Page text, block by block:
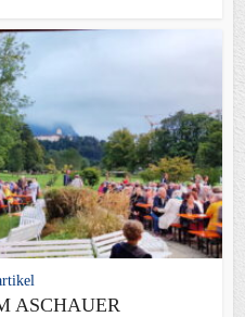
ASCHAUER